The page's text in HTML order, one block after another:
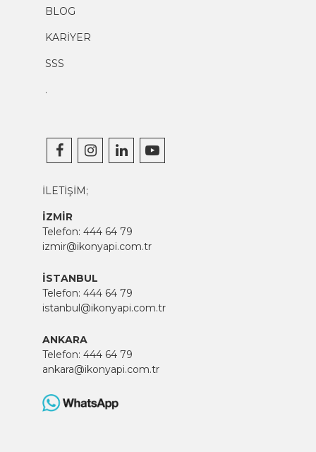
BLOG
KARİYER
SSS
.
İLETİŞİM;
İZMİR
Telefon: 444 64 79
izmir@ikonyapi.com.tr
İSTANBUL
Telefon: 444 64 79
istanbul@ikonyapi.com.tr
ANKARA
Telefon: 444 64 79
ankara@ikonyapi.com.tr